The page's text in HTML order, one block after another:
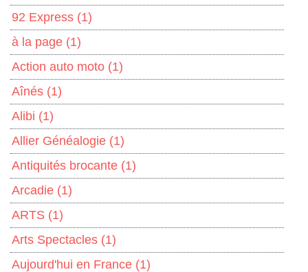
92 Express (1)
à la page (1)
Action auto moto (1)
Aînés (1)
Alibi (1)
Allier Généalogie (1)
Antiquités brocante (1)
Arcadie (1)
ARTS (1)
Arts Spectacles (1)
Aujourd'hui en France (1)